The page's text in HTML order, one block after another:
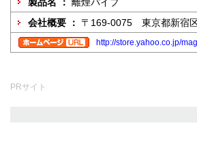
会社概要 ： 〒169-0075 東京都新宿
http://store.yahoo.co.jp/
PRサイト